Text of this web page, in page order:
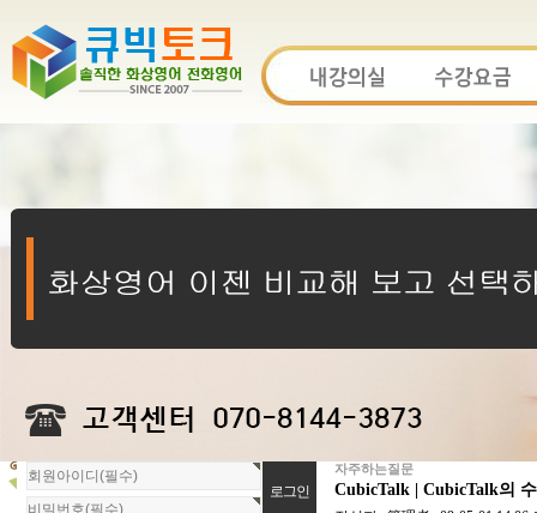
회
원
자주하는질문
CubicTalk | CubicTalk의